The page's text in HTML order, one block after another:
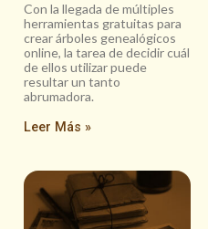
Con la llegada de múltiples
herramientas gratuitas para
crear árboles genealógicos
online, la tarea de decidir cuál
de ellos utilizar puede
resultar un tanto
abrumadora.
Leer Más »